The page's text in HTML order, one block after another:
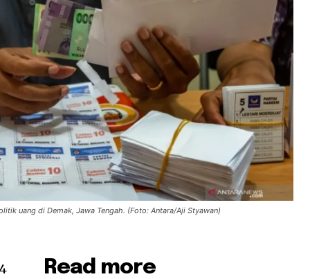
uang di Demak, Jawa Tengah. (Foto: Antara/Aji Styawan)
Read more